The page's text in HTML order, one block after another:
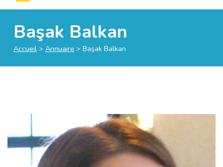
Başak Balkan
Accueil > Annuaire > Başak Balkan